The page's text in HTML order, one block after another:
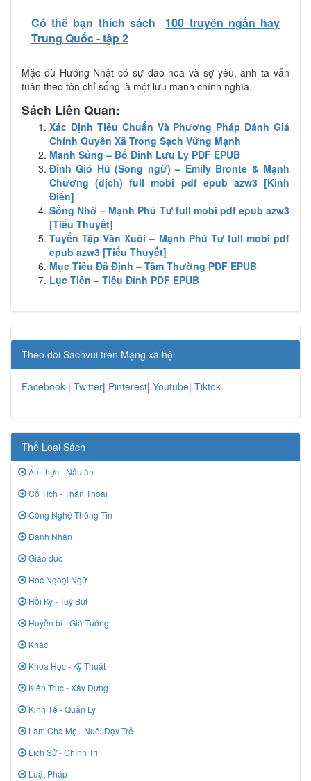
Có thể bạn thích sách
100 truyện ngắn hay
Trung Quốc - tập 2
Mặc dù Hướng Nhật có sự đào hoa và sợ yêu, anh ta vẫn
tuân theo tôn chỉ sống là một lưu manh chính nghĩa.
Sách Liên Quan:
Xác Định Tiêu Chuẩn Và Phương Pháp Đánh Giá
Chính Quyền Xã Trong Sạch Vững Mạnh
Manh Sủng – Bố Đinh Lưu Ly PDF EPUB
Đỉnh Gió Hú (Song ngữ) – Emily Bronte & Mạnh
Chương (dịch) full mobi pdf epub azw3 [Kinh
Điển]
Sống Nhờ – Mạnh Phú Tư full mobi pdf epub azw3
[Tiểu Thuyết]
Tuyển Tập Văn Xuôi – Mạnh Phú Tư full mobi pdf
epub azw3 [Tiểu Thuyết]
Mục Tiêu Đã Định – Tâm Thường PDF EPUB
Lục Tiên – Tiêu Đỉnh PDF EPUB
Theo dõi Sachvui trên Mạng xã hội
Facebook | Twitter| Pinterest| Youtube| Tiktok
Thể Loại Sách
Ẩm thực - Nấu ăn
Cổ Tích - Thần Thoại
Công Nghệ Thông Tin
Danh Nhân
Giáo dục
Học Ngoại Ngữ
Hồi Ký - Tuỳ Bút
Huyền bí - Giả Tưởng
Khác
Khoa Học - Kỹ Thuật
Kiến Trúc - Xây Dựng
Kinh Tế - Quản Lý
Làm Cha Mẹ - Nuôi Dạy Trẻ
Lịch Sử - Chính Trị
Luật Pháp